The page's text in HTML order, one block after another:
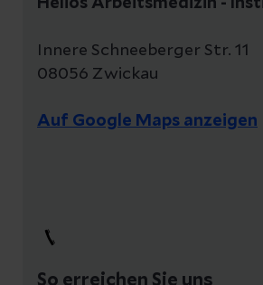
Helios Arbeitsmedizin -
Innere Schneeberger Str. 11
08056 Zwickau
Auf Google Maps anzeigen
So erreichen Sie uns